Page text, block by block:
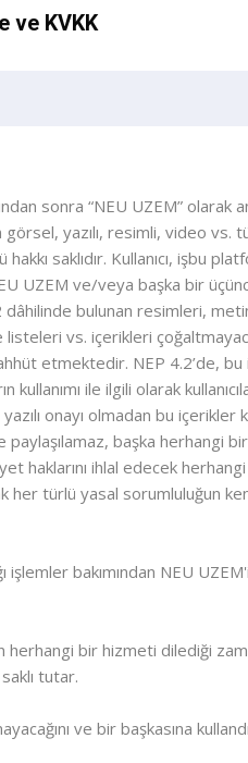
ve KVKK
sonra “NEU UZEM” olarak
yazılı, resimli, video vs.
saklıdır. Kullanıcı, işbu
UZEM ve/veya başka bir
dâhilinde bulunan resimleri,
vs. içerikleri
etmektedir. NEP 4.2’de, bu
ile ilgili olarak
onayı olmadan bu
başka herhangi
haklarını ihlal edecek
her türlü yasal sorumluluğun
işlemler bakımından NEU
herhangi bir hizmeti dilediği
tutar.
ve bir başkasına